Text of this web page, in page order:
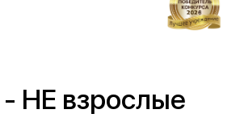
НЕ взрослые